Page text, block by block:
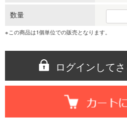
数量
※この商品は1個単位での販売となります。
ログインして